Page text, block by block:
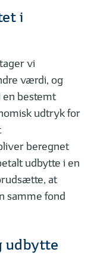
i
vi
værdi, og
en bestemt
udtryk for
beregnet
udbytte i en
at
samme fond
udbytte